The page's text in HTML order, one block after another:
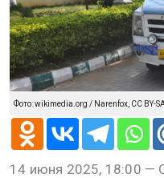
Фото: wikimedia.org / Narenfox, CC BY-
14 июня 2025, 18:00 —